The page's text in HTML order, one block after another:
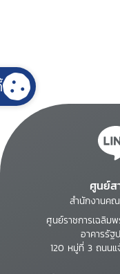
ศูนย์ส
สำนักงานค
ศูนย์ราชการเฉลิม
อาคารรัฐ
120 หมู่ที่ 3 ถนน